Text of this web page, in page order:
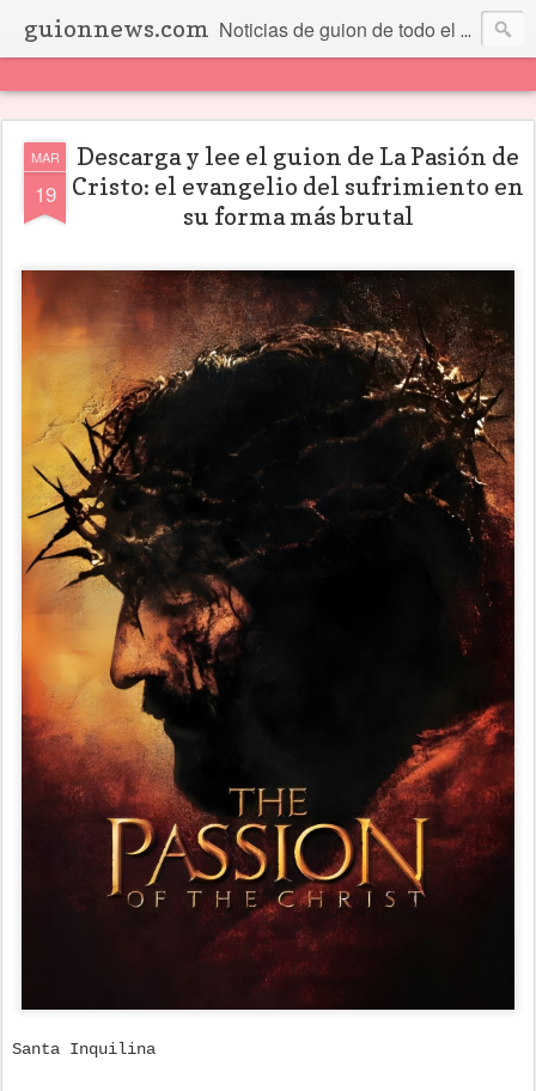
guionnews.com Noticias de guion de todo el mundo... Y más.
MAR
19
Descarga y lee el guion de La Pasión de
Cristo: el evangelio del sufrimiento en
su forma más brutal
Santa Inquilina